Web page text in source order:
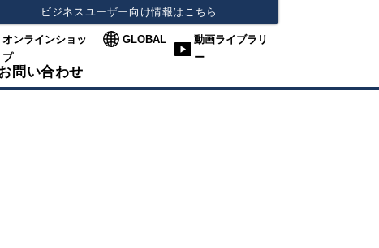
ビジネスユーザー向け情報はこちら
オンラインショッ
プ
GLOBAL
動画ライブラリ
ー
問い合わせ